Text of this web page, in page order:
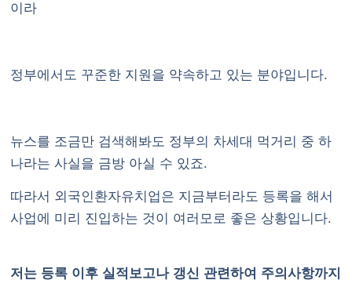
이라
정부에서도 꾸준한 지원을 약속하고 있는 분야입니다.
뉴스를 조금만 검색해봐도 정부의 차세대 먹거리 중 하
나라는 사실을 금방 아실 수 있죠.
따라서 외국인환자유치업은 지금부터라도 등록을 해서
사업에 미리 진입하는 것이 여러모로 좋은 상황입니다.
저는 등록 이후 실적보고나 갱신 관련하여 주의사항까지